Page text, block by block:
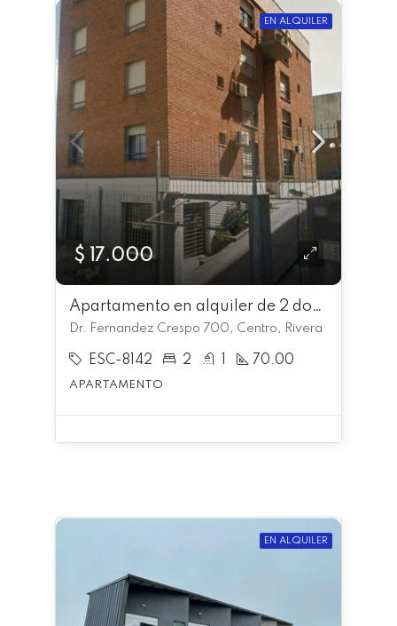
EN ALQUILER
$ 17.000
Apartamento en alquiler de 2 dormitorios en Centro
Dr. Fernandez Crespo 700, Centro, Rivera
ESC-8142 2 70.00
APARTAMENTO
EN ALQUILER